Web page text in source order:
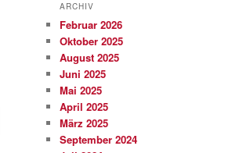
ARCHIV
Februar 2026
Oktober 2025
August 2025
Juni 2025
Mai 2025
April 2025
März 2025
September 2024